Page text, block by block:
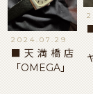
2024.07.29
■天満橋店
「OMEGA」